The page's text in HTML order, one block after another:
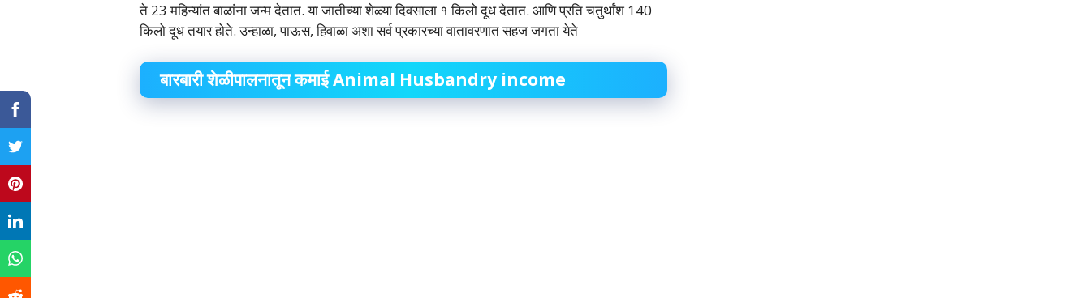
ते 23 महिन्यांत बाळांना जन्म देतात. या जातीच्या शेळ्या दिवसाला १ किलो दूध देतात. आणि प्रति चतुर्थांश 140
किलो दूध तयार होते. उन्हाळा, पाऊस, हिवाळा अशा सर्व प्रकारच्या वातावरणात सहज जगता येते
बारबारी शेळीपालनातून कमाईAnimal Husbandry income